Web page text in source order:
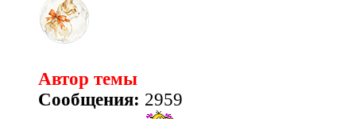
Автор темы
Сообщения: 2959